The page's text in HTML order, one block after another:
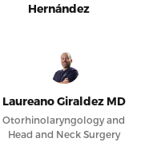
Hernández
Laureano Giraldez MD
Otorhinolaryngology and
Head and Neck Surgery